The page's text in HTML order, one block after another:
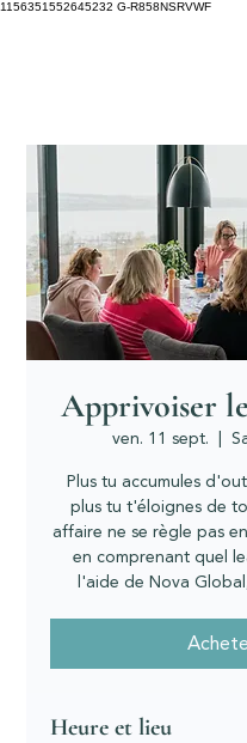
1156351552645232 G-R858NSRVWF
Apprivoiser
ven. 11 sept.
  |
Plus tu accumules
plus tu t'éloignes de
affaire ne se règle pas
en comprenant quel
l'aide de Nova
Heure et lieu